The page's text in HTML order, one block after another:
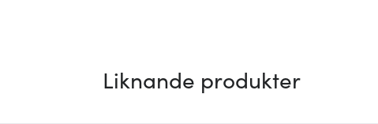
Liknande produkter